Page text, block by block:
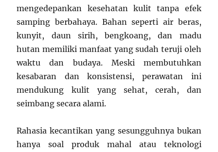
mengedepankan kesehatan kulit tanpa efek
samping berbahaya. Bahan seperti air beras,
kunyit, daun sirih, bengkoang, dan madu
hutan memiliki manfaat yang sudah teruji oleh
waktu dan budaya. Meski membutuhkan
kesabaran dan konsistensi, perawatan ini
mendukung kulit yang sehat, cerah, dan
seimbang secara alami.
Rahasia kecantikan yang sesungguhnya bukan
hanya soal produk mahal atau teknologi